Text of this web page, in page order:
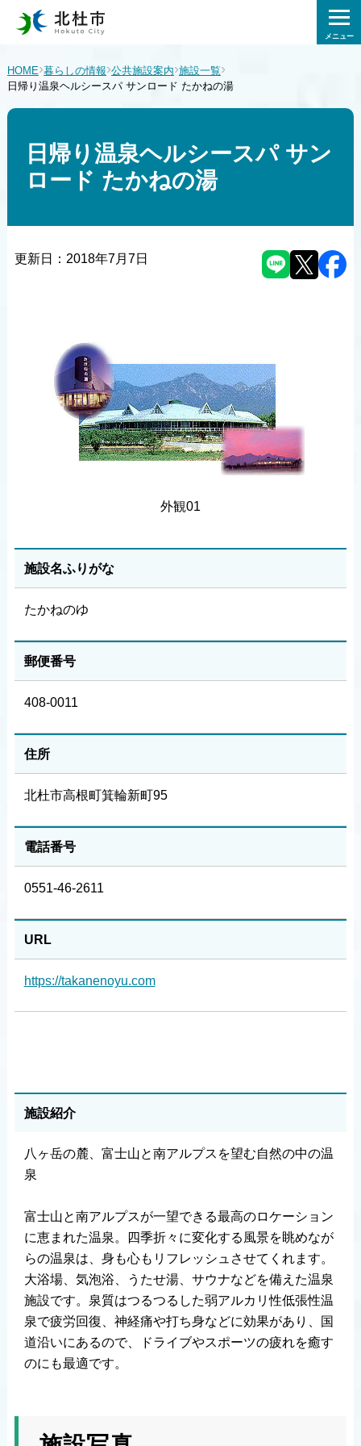
メニュー
HOME›暮らしの情報›公共施設案内›施設一覧›
日帰り温泉ヘルシースパ サンロード たかねの湯
日帰り温泉ヘルシースパ サン
ロード たかねの湯
更新日： 2018年7月7日
外観01
施設名ふりがな
たかねのゆ
郵便番号
408-0011
住所
北杜市高根町箕輪新町95
電話番号
0551-46-2611
URL
https://takanenoyu.com
施設紹介
八ヶ岳の麓、富士山と南アルプスを望む自然の中の温
泉
富士山と南アルプスが一望できる最高のロケーション
に恵まれた温泉。四季折々に変化する風景を眺めなが
らの温泉は、身も心もリフレッシュさせてくれます。
大浴場、気泡浴、うたせ湯、サウナなどを備えた温泉
施設です。泉質はつるつるした弱アルカリ性低張性温
泉で疲労回復、神経痛や打ち身などに効果があり、国
道沿いにあるので、ドライブやスポーツの疲れを癒す
のにも最適です。